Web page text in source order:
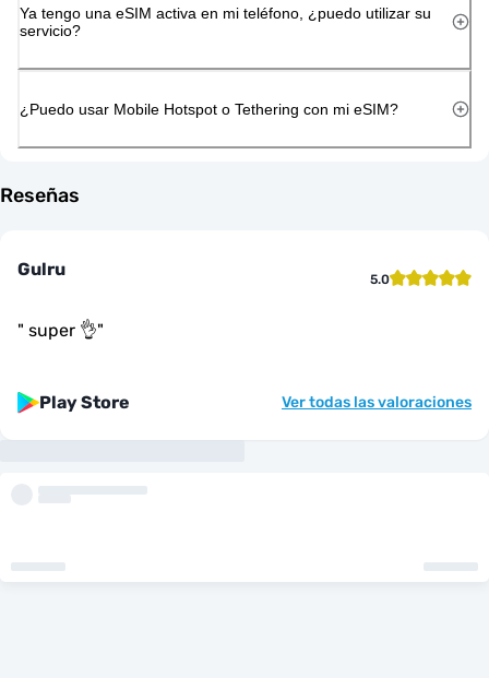
Ya tengo una eSIM activa en mi teléfono, ¿puedo utilizar su
servicio?
¿Puedo usar Mobile Hotspot o Tethering con mi eSIM?
Reseñas
Gulru 5.0
" super 👌"
Play Store Ver todas las valoraciones